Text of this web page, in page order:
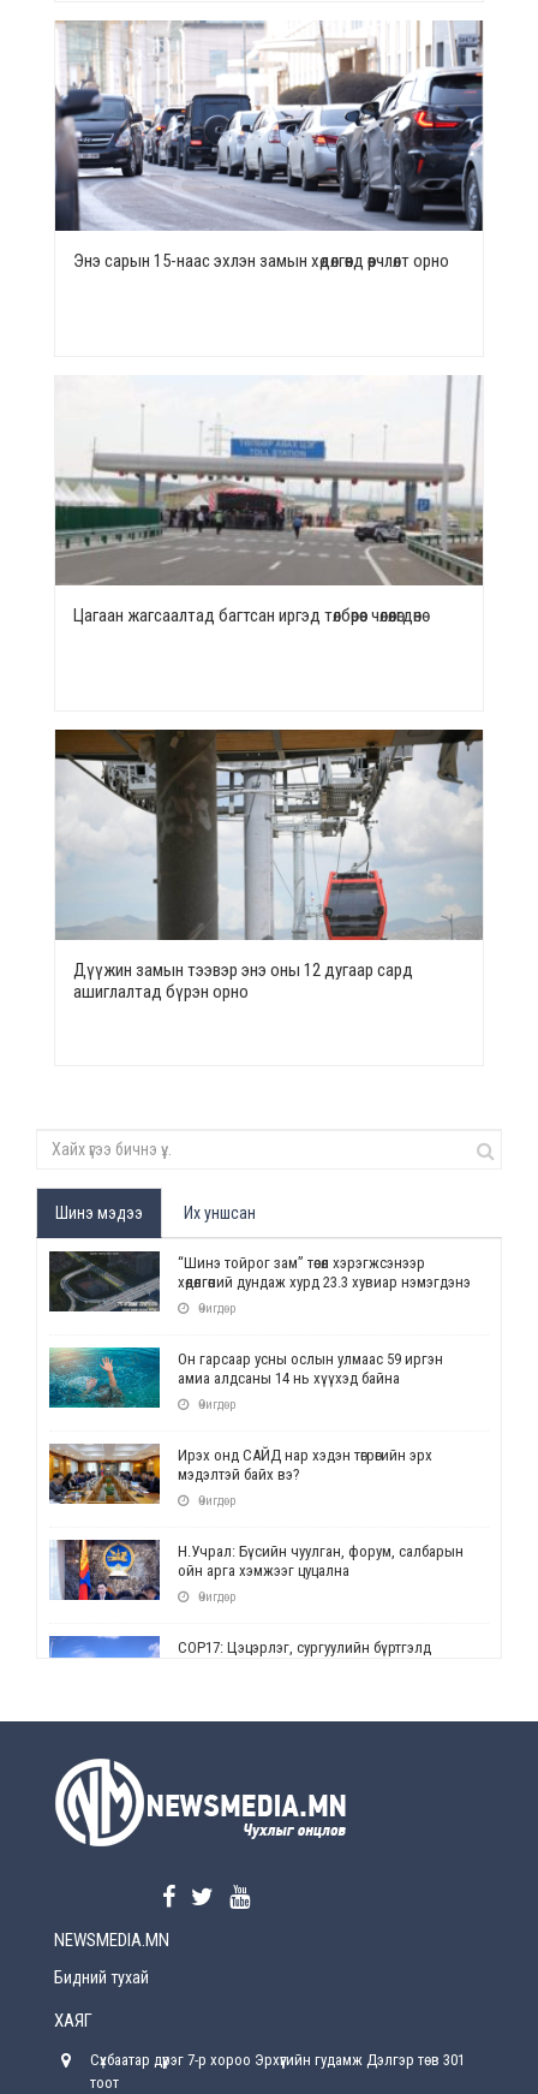
Энэ сарын 15-наас эхлэн замын хөдөлгөөнд өөрчлөлт орно
Цагаан жагсаалтад багтсан иргэд төлбөрөөс чөлөөлөгдөнө
Дүүжин замын тээвэр энэ оны 12 дугаар сард
ашиглалтад бүрэн орно
Шинэ мэдээ Их уншсан
“Шинэ тойрог зам” төсөл хэрэгжсэнээр
хөдөлгөөний дундаж хурд 23.3 хувиар нэмэгдэнэ
Өчигдөр
Он гарсаар усны ослын улмаас 59 иргэн
амиа алдсаны 14 нь хүүхэд байна
Өчигдөр
Ирэх онд САЙД нар хэдэн төгрөгийн эрх
мэдэлтэй байх вэ?
Өчигдөр
Н.Учрал: Бүсийн чуулган, форум, салбарын
ойн арга хэмжээг цуцална
Өчигдөр
СОР17: Цэцэрлэг, сургуулийн бүртгэлд
Өчигдөр
Өчигдөр
хүрсэн өгөөжөөрөө ажлаа үнэлж, хэрэгжилтээ
NEWSMEDIA.MN
Бидний тухай
ХАЯГ
Сүхбаатар дүүрэг 7-р хороо Эрхүүгийн гудамж Дэлгэр төв 301
тоот